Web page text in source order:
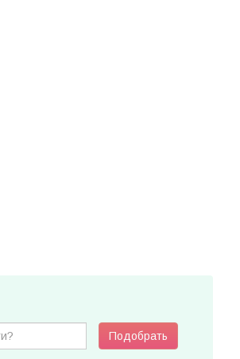
Подобрать